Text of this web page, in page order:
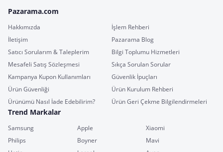
Pazarama.com
Hakkımızda
İşlem Rehberi
İletişim
Pazarama Blog
Satıcı Sorularım & Taleplerim
Bilgi Toplumu Hizmetleri
Mesafeli Satış Sözleşmesi
Sıkça Sorulan Sorular
Kampanya Kupon Kullanımları
Güvenlik İpuçları
Ürün Güvenliği
Ürün Kurulum Rehberi
Ürünümü Nasıl İade Edebilirim?
Ürün Geri Çekme Bilgilendirmeleri
Trend Markalar
Samsung Apple
Xiaomi
Philips
Boyner
Mavi